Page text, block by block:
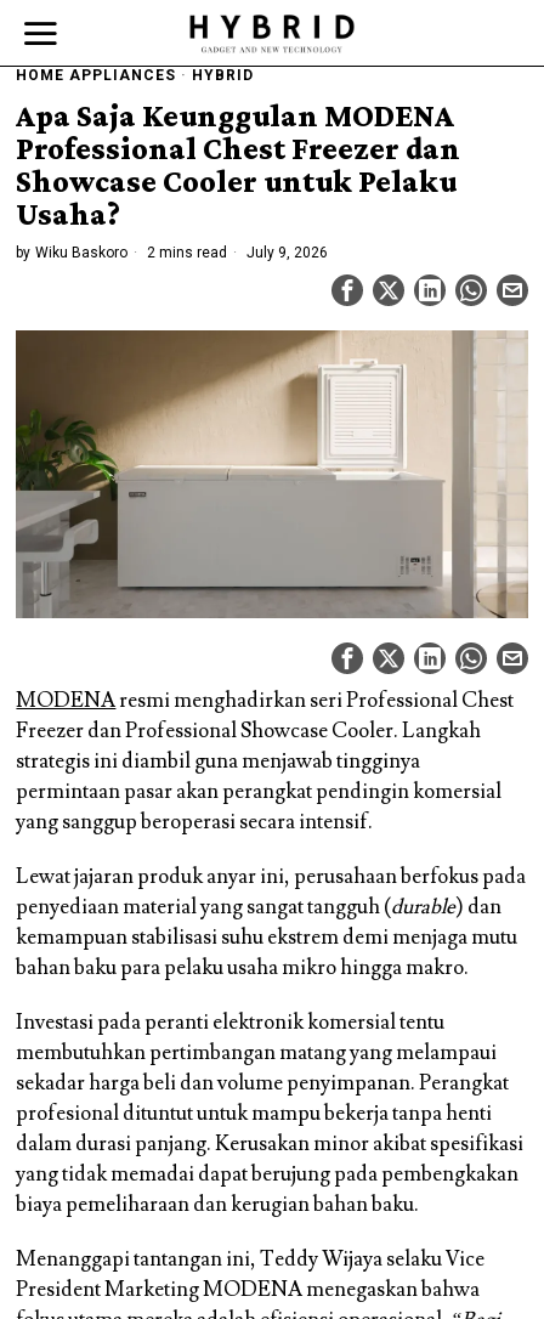
HOME APPLIANCES · HYBRID
Apa Saja Keunggulan MODENA
Professional Chest Freezer dan
Showcase Cooler untuk Pelaku
Usaha?
by Wiku Baskoro 2 mins read July 9, 2026
MODENAresmi menghadirkan seri Professional Chest
Freezer dan Professional Showcase Cooler. Langkah
strategis ini diambil guna menjawab tingginya
permintaan pasar akan perangkat pendingin komersial
yang sanggup beroperasi secara intensif.
Lewat jajaran produk anyar ini, perusahaan berfokus pada
penyediaan material yang sangat tangguh (durable) dan
kemampuan stabilisasi suhu ekstrem demi menjaga mutu
bahan baku para pelaku usaha mikro hingga makro.
Investasi pada peranti elektronik komersial tentu
membutuhkan pertimbangan matang yang melampaui
sekadar harga beli dan volume penyimpanan. Perangkat
profesional dituntut untuk mampu bekerja tanpa henti
dalam durasi panjang. Kerusakan minor akibat spesifikasi
yang tidak memadai dapat berujung pada pembengkakan
biaya pemeliharaan dan kerugian bahan baku.
Menanggapi tantangan ini, Teddy Wijaya selaku Vice
President Marketing MODENA menegaskan bahwa